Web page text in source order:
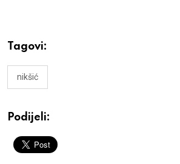
Tagovi:
nikšić
Podijeli: